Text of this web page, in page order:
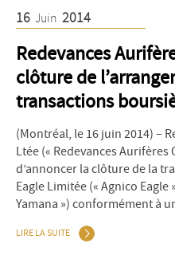
16 Juin 2014
Redevances
clôture de
transactions
(Montréal, le 16 juin 2014) –
Ltée (« Redevances Aurifères
d’annoncer la clôture de la
Eagle Limitée (« Agnico Eagle
Yamana ») conformément à
LIRE LA SUITE